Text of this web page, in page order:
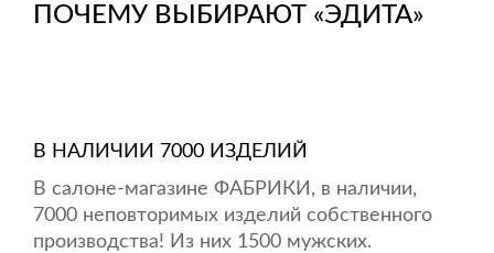
ПОЧЕМУ ВЫБИРАЮТ «ЭДИТА»
В НАЛИЧИИ 7000 ИЗДЕЛИЙ
В салоне-магазине ФАБРИКИ, в наличии,
7000 неповторимых изделий собственного
производства! Из них 1500 мужских.